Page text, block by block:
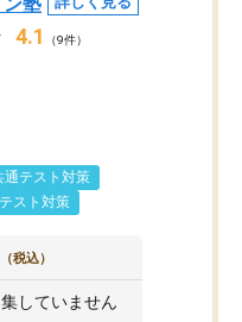
4.1 （9件）
通テスト対策
スト対策
（税込）
していません